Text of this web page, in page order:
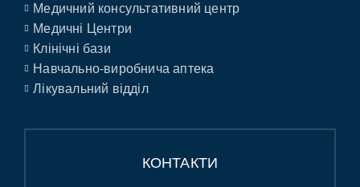
Медичний консультативний центр
Медичні Центри
Клінічні бази
Навчально-виробнича аптека
Лікувальний відділ
КОНТАКТИ